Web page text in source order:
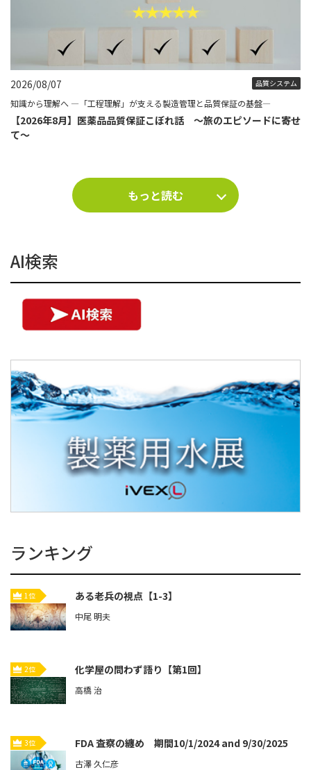
2026/08/07 品質システム
知識から理解へ ―「工程理解」が支える製造管理と品質保証の基盤―
【2026年8月】医薬品品質保証こぼれ話 ～旅のエピソードに寄せ
て～
もっと読む
AI検索
ランキング
1位 ある老兵の視点【1-3】
中尾 明夫
2位 化学屋の問わず語り【第1回】
高橋 治
3位 FDA 査察の纏め 期間10/1/2024 and 9/30/2025
古澤 久仁彦